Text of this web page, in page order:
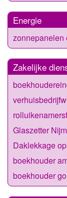
Energie
zonnepanelen
Zakelijke
Glaszetter
Daklekkage
boekhouder
boekhouder